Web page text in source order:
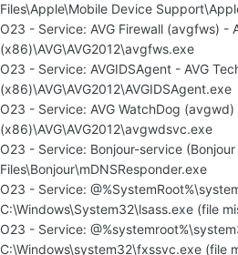
Files\Apple\Mobile Device
O23 - Service: AVG Firewall (avgfws) -
(x86)\AVG\AVG2012\avgfws.exe
O23 - Service: AVGIDSAgent - AVG
(x86)\AVG\AVG2012\AVGIDSAgent.exe
O23 - Service: AVG WatchDog
(x86)\AVG\AVG2012\avgwdsvc.exe
O23 - Service: Bonjour-service
Files\Bonjour\mDNSResponder.exe
O23 - Service:
C:\Windows\System32\lsass.exe (file
O23 - Service:
C:\Windows\system32\fxssvc.exe (file